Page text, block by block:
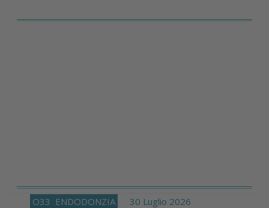
O33 ENDODONZIA 30 Luglio 2026